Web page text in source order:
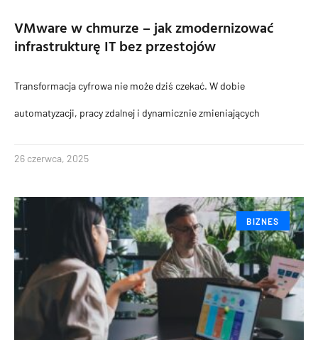
VMware w chmurze – jak zmodernizować
infrastrukturę IT bez przestojów
Transformacja cyfrowa nie może dziś czekać. W dobie
automatyzacji, pracy zdalnej i dynamicznie zmieniających
26 czerwca, 2025
BIZNES